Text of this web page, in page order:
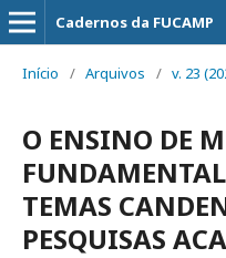
Cadernos da FUCAMP
Início / Arquivos / v. 23
O ENSINO DE
TEMAS
PESQUISAS